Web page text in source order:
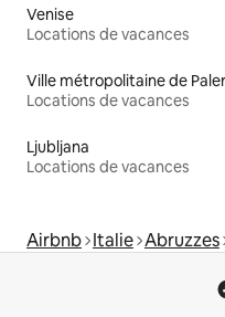
Venise
Locations de vacances
Locations de vacances
Ljubljana
Locations de vacances
Airbnb Italie Abruzzes